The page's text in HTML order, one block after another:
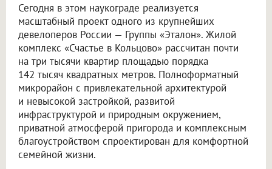
Сегодня в этом наукограде реализуется
масштабный проект одного из крупнейших
девелоперов России — Группы «Эталон». Жилой
комплекс «Счастье в Кольцово» рассчитан почти
на три тысячи квартир площадью порядка
142 тысяч квадратных метров. Полноформатный
микрорайон с привлекательной архитектурой
и невысокой застройкой, развитой
инфраструктурой и природным окружением,
приватной атмосферой пригорода и комплексным
благоустройством спроектирован для комфортной
семейной жизни.